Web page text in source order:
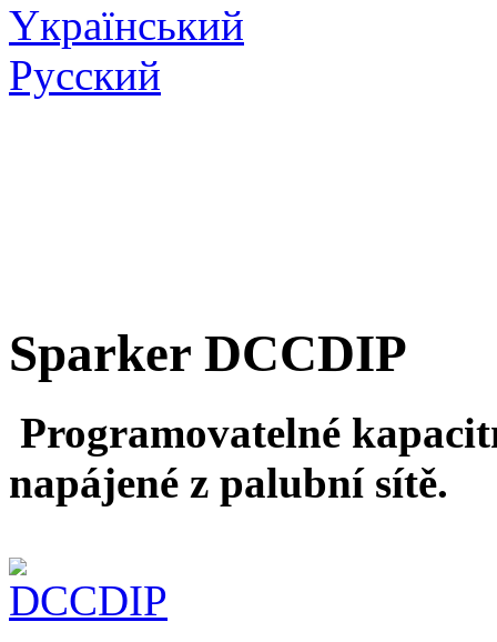
Yкраїнський
Pусский
Sparker DCCDIP
Programovatelné
napájené z palubní sítě.